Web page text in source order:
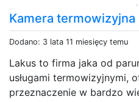
Kamera
Dodano: 3 lata 11 miesięcy temu
Lakus to firma jaka od
usługami termowizyjnymi,
przeznaczenie w bardzo